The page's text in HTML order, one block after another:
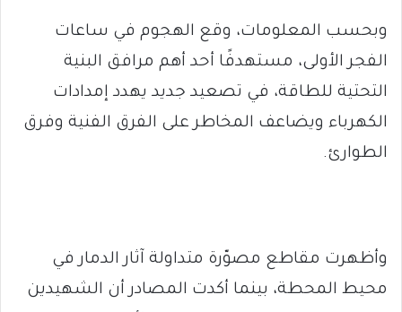
وبحسب المعلومات، وقع الهجوم في ساعات
الفجر الأولى، مستهدفًا أحد أهم مرافق البنية
التحتية للطاقة، في تصعيد جديد يهدد إمدادات
الكهرباء ويضاعف المخاطر على الفرق الفنية وفرق
الطوارئ.
وأظهرت مقاطع مصوّرة متداولة آثار الدمار في
محيط المحطة، بينما أكدت المصادر أن الشهيدين